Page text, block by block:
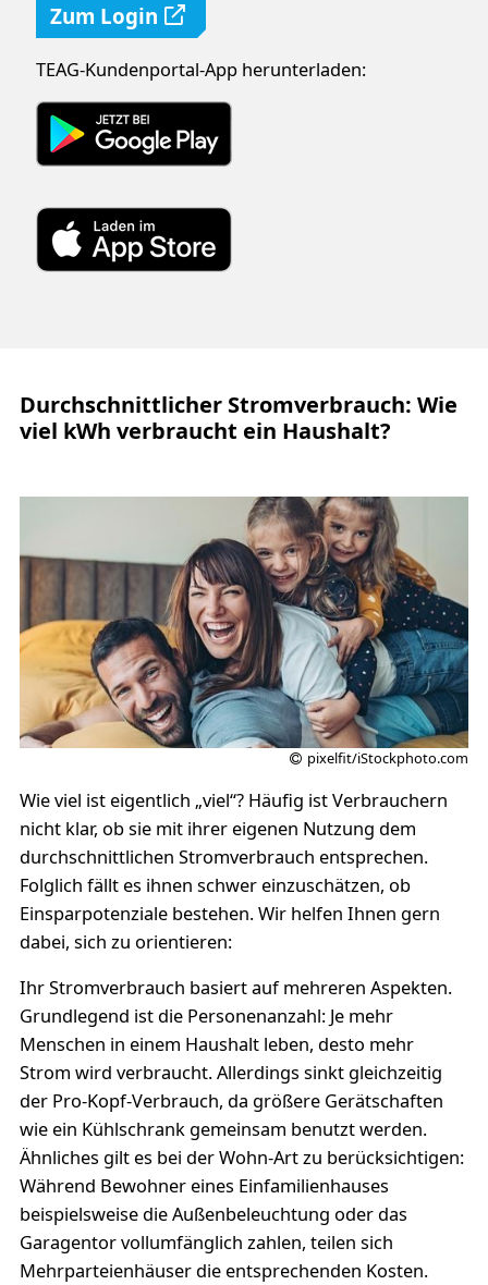
Zum Login
TEAG-Kundenportal-App herunterladen:
Durchschnittlicher Stromverbrauch: Wie
viel kWh verbraucht ein Haushalt?
pixelfit/iStockphoto.com
Wie viel ist eigentlich „viel“? Häufig ist Verbrauchern
nicht klar, ob sie mit ihrer eigenen Nutzung dem
durchschnittlichen Stromverbrauch entsprechen.
Folglich fällt es ihnen schwer einzuschätzen, ob
Einsparpotenziale bestehen. Wir helfen Ihnen gern
dabei, sich zu orientieren:
Ihr Stromverbrauch basiert auf mehreren Aspekten.
Grundlegend ist die Personenanzahl: Je mehr
Menschen in einem Haushalt leben, desto mehr
Strom wird verbraucht. Allerdings sinkt gleichzeitig
der Pro-Kopf-Verbrauch, da größere Gerätschaften
wie ein Kühlschrank gemeinsam benutzt werden.
Ähnliches gilt es bei der Wohn-Art zu berücksichtigen:
Während Bewohner eines Einfamilienhauses
beispielsweise die Außenbeleuchtung oder das
Garagentor vollumfänglich zahlen, teilen sich
Mehrparteienhäuser die entsprechenden Kosten.